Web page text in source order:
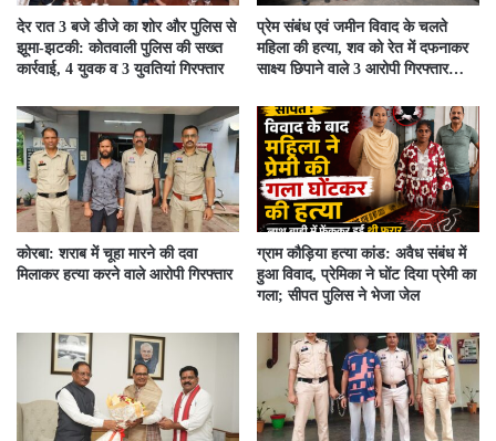
देर रात 3 बजे डीजे का शोर और पुलिस से
झूमा-झटकी: कोतवाली पुलिस की सख्त
कार्रवाई, 4 युवक व 3 युवतियां गिरफ्तार
प्रेम संबंध एवं जमीन विवाद के चलते
महिला की हत्या, शव को रेत में दफनाकर
साक्ष्य छिपाने वाले 3 आरोपी गिरफ्तार…
कोरबा: शराब में चूहा मारने की दवा
मिलाकर हत्या करने वाले आरोपी गिरफ्तार
ग्राम कौड़िया हत्या कांड: अवैध संबंध में
हुआ विवाद, प्रेमिका ने घोंट दिया प्रेमी का
गला; सीपत पुलिस ने भेजा जेल